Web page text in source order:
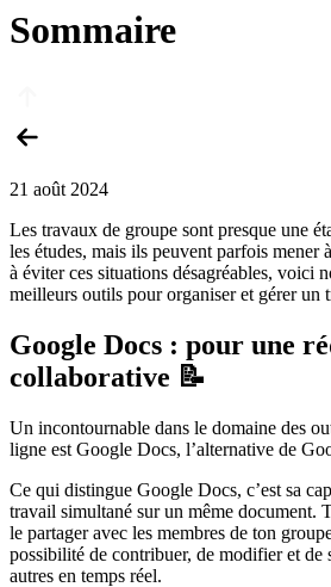
Sommaire
21 août 2024
Les travaux de groupe sont presque une
les études, mais ils peuvent parfois mener
à éviter ces situations désagréables, voici
meilleurs outils pour organiser et gérer un
Google Docs : pour une
collaborative 📝
Un incontournable dans le domaine des
ligne est Google Docs, l’alternative de
Ce qui distingue Google Docs, c’est sa
travail simultané sur un même document.
le partager avec les membres de ton
possibilité de contribuer, de modifier et de
autres en temps réel.